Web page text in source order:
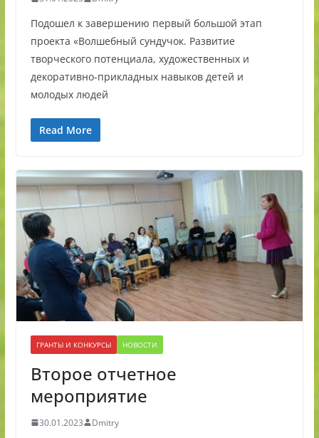
Подошел к завершению первый большой этап
проекта «Волшебный сундучок. Развитие
творческого потенциала, художественных и
декоративно-прикладных навыков детей и
молодых людей
Read More
ГРАНТЫ И КОНКУРСЫ НОВОСТИ
Второе отчетное
мероприятие
30.01.2023 Dmitry